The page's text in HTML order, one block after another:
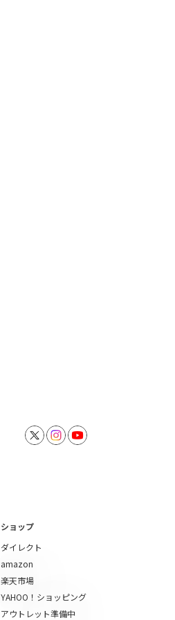
ショップ
ダイレクト
amazon
楽天市場
YAHOO！ショッピング
アウトレット準備中